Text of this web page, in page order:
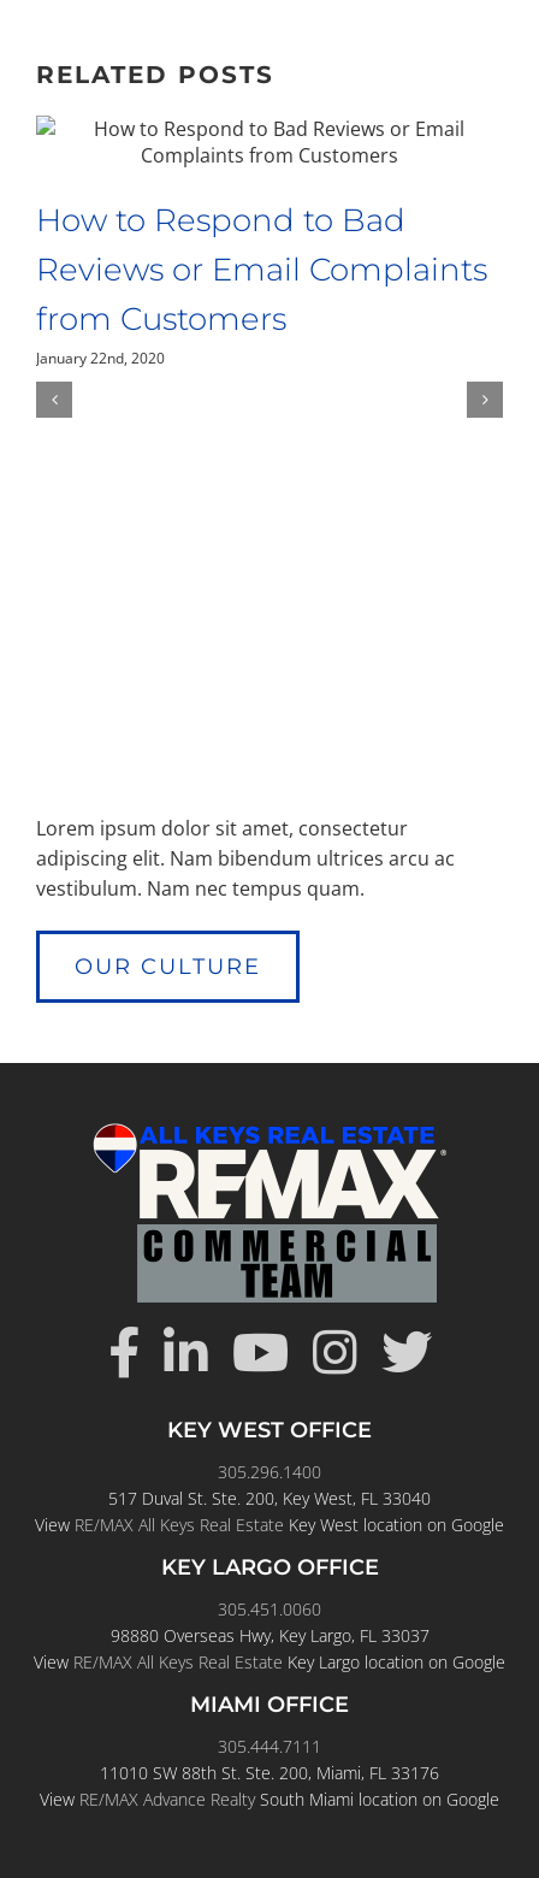
RELATED POSTS
How to Respond to Bad
Reviews or Email Complaints
from Customers
January 22nd, 2020
Lorem ipsum dolor sit amet, consectetur
adipiscing elit. Nam bibendum ultrices arcu ac
vestibulum. Nam nec tempus quam.
OUR CULTURE
KEY WEST OFFICE
305.296.1400
517 Duval St. Ste. 200, Key West, FL 33040
View RE/MAX All Keys Real Estate Key West location on Google
KEY LARGO OFFICE
305.451.0060
98880 Overseas Hwy, Key Largo, FL 33037
View RE/MAX All Keys Real Estate Key Largo location on Google
MIAMI OFFICE
305.444.7111
11010 SW 88th St. Ste. 200, Miami, FL 33176
View RE/MAX Advance RealtySouth Miami location on Google